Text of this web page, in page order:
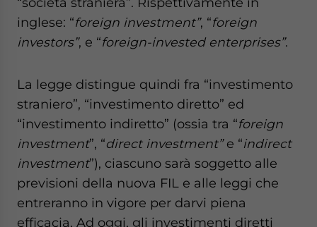
inglese: “foreign investment”, “foreign
investors”, e “foreign-invested enterprises”.
La legge distingue quindi fra “investimento
straniero”, “investimento diretto” ed
“investimento indiretto” (ossia tra “foreign
investment”, “direct investment”e “indirect
investment”), ciascuno sarà soggetto alle
previsioni della nuova FIL e alle leggi che
entreranno in vigore per darvi piena
efficacia. Ad oggi, gli investimenti diretti